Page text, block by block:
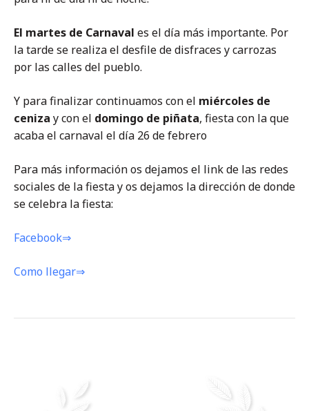
El martes de Carnaval es el día más importante. Por
la tarde se realiza el desfile de disfraces y carrozas
por las calles del pueblo.
Y para finalizar continuamos con el miércoles de
ceniza y con el domingo de piñata, fiesta con la que
acaba el carnaval el día 26 de febrero
Para más información os dejamos el link de las redes
sociales de la fiesta y os dejamos la dirección de donde
se celebra la fiesta:
Facebook⇒
Como llegar⇒